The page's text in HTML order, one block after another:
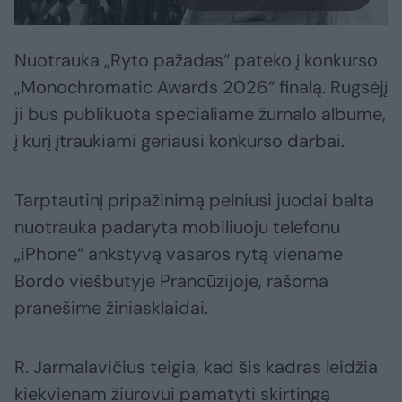
Nuotrauka „Ryto pažadas“ pateko į konkurso
„Monochromatic Awards 2026“ finalą. Rugsėjį
ji bus publikuota specialiame žurnalo albume,
į kurį įtraukiami geriausi konkurso darbai.
Tarptautinį pripažinimą pelniusi juodai balta
nuotrauka padaryta mobiliuoju telefonu
„iPhone“ ankstyvą vasaros rytą viename
Bordo viešbutyje Prancūzijoje, rašoma
pranešime žiniasklaidai.
R. Jarmalavičius teigia, kad šis kadras leidžia
kiekvienam žiūrovui pamatyti skirtingą